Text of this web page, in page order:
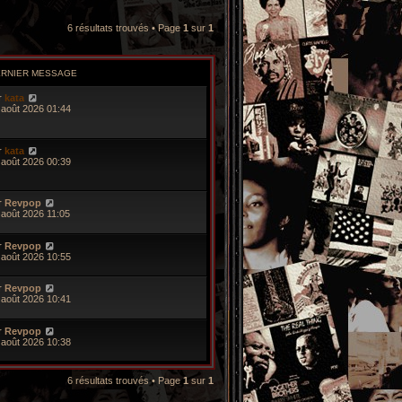
6 résultats trouvés • Page 1 sur 1
MESSAGE
kata
2026 01:44
kata
2026 00:39
Revpop
2026 11:05
Revpop
2026 10:55
Revpop
2026 10:41
Revpop
2026 10:38
6 résultats trouvés • Page1sur 1